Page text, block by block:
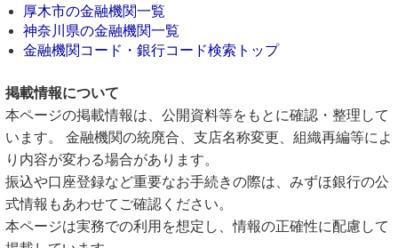
厚木市の金融機関一覧
神奈川県の金融機関一覧
金融機関コード・銀行コード検索トップ
掲載情報について
本ページの掲載情報は、公開資料等をもとに確認・整理して
います。 金融機関の統廃合、支店名称変更、組織再編等によ
り内容が変わる場合があります。
振込や口座登録など重要なお手続きの際は、みずほ銀行の公
式情報もあわせてご確認ください。
本ページは実務での利用を想定し、情報の正確性に配慮して